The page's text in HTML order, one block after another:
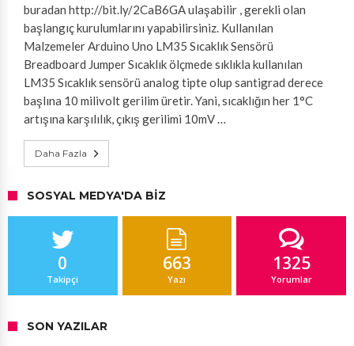
buradan http://bit.ly/2CaB6GA ulaşabilir , gerekli olan
başlangıç kurulumlarını yapabilirsiniz. Kullanılan
Malzemeler Arduino Uno LM35 Sıcaklık Sensörü
Breadboard Jumper Sıcaklık ölçmede sıklıkla kullanılan
LM35 Sıcaklık sensörü analog tipte olup santigrad derece
başlına 10 milivolt gerilim üretir. Yani, sıcaklığın her 1°C
artışına karşılılık, çıkış gerilimi 10mV …
Daha Fazla
SOSYAL MEDYA'DA BIZ
0
Takipçi
663
Yazı
1325
Yorumlar
SON YAZILAR